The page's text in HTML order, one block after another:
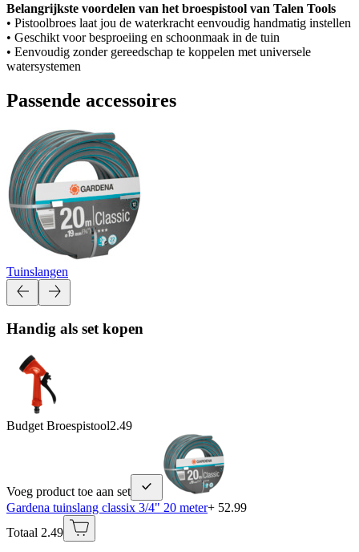
Belangrijkste voordelen van het broespistool van Talen Tools
• Pistoolbroes laat jou de waterkracht eenvoudig handmatig instellen
• Geschikt voor besproeiing en schoonmaak in de tuin
• Eenvoudig zonder gereedschap te koppelen met universele
watersystemen
Passende accessoires
Tuinslangen
Handig als set kopen
Budget Broespistool2.49
Voeg product toe aan set
Gardena tuinslang classix 3/4" 20 meter+ 52.99
Totaal 2.49